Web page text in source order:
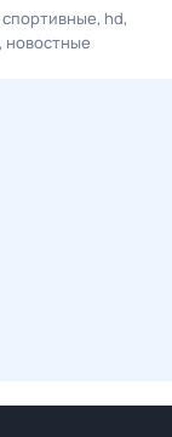
спортивные hd
новостные